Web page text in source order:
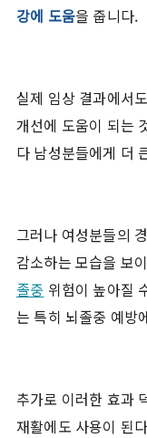
강에 도움을 줍니다.
실제 임상 결과에서
개선에 도움이 되는
다 남성분들에게 더
그러나 여성분들의
감소하는 모습을 보
졸중 위험이 높아질
는 특히 뇌졸중 예방
추가로 이러한 효과
재활에도 사용이 된